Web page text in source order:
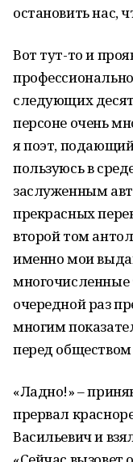
остановить нас,
Вот тут-то и
следующих
персоне очень
я поэт,
пользуюсь в
заслуженным
прекрасных
второй том
именно мои
очередной раз
многим
перед
«Ладно!» –
прервал
Васильевич и